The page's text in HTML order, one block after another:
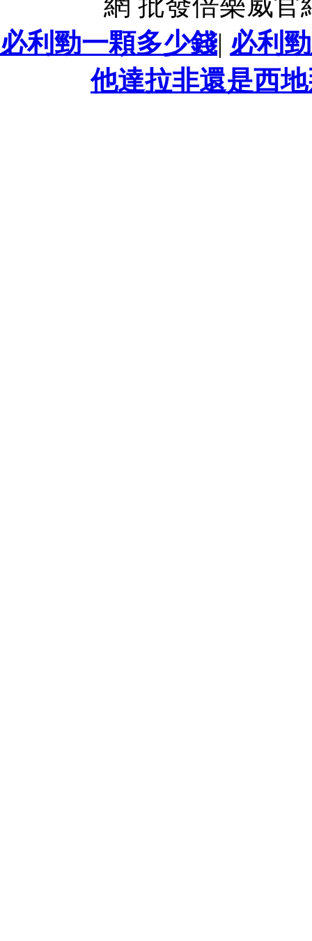
必利勁一顆多少錢| 必利
他達拉非還是西